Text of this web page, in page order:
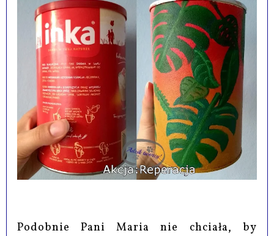
Podobnie Pani Maria nie chciała, by